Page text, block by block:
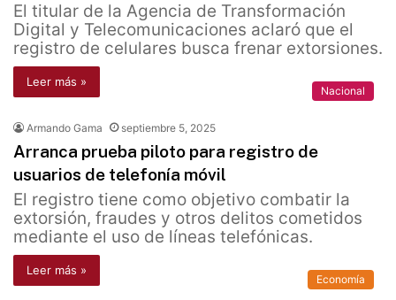
El titular de la Agencia de Transformación
Digital y Telecomunicaciones aclaró que el
registro de celulares busca frenar extorsiones.
Leer más »
Nacional
Armando Gama septiembre 5, 2025
Arranca prueba piloto para registro de
usuarios de telefonía móvil
El registro tiene como objetivo combatir la
extorsión, fraudes y otros delitos cometidos
mediante el uso de líneas telefónicas.
Leer más »
Economía